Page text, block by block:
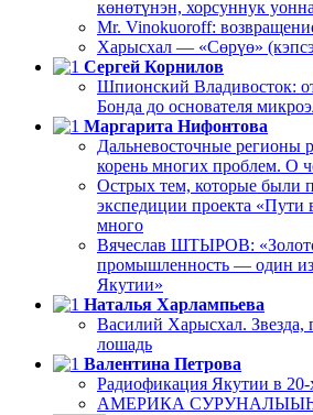
көнөтүнэн, хорсуннук
Mr. Vinokuoroff:
Харысхал — «Сөрүө»
Сергей Корнилов
Шпионский Владивосток:
Бонда до основателя
Маргарита Нифонтова
Дальневосточные
корень многих проблем. О
Острых тем, которые были
экспедиции проекта «Пути
много
Вячеслав ШТЫРОВ:
промышленность — один
Якутии»
Наталья Харлампьева
Василий Харысхал.
лошадь
Валентина Петрова
Радиофикация Якутии в
АМЕРИКА